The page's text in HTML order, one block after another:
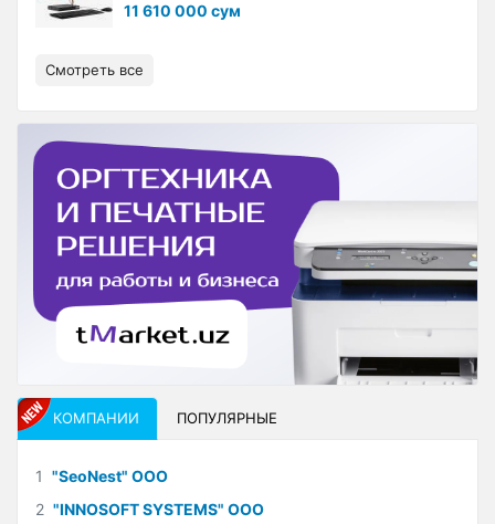
11 610 000 сум
Смотреть все
КОМПАНИИ ПОПУЛЯРНЫЕ
1 "SeoNest" ООО
2 "INNOSOFT SYSTEMS" ООО